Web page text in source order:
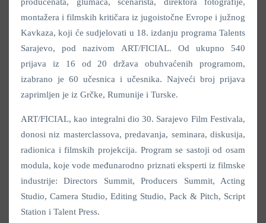
montažera i filmskih kritičara iz jugoistočne Evrope i južnog
Kavkaza, koji će sudjelovati u 18. izdanju programa Talents
Sarajevo, pod nazivom ART/FICIAL. Od ukupno 540
prijava iz 16 od 20 država obuhvaćenih programom,
izabrano je 60 učesnica i učesnika. Najveći broj prijava
zaprimljen je iz Grčke, Rumunije i Turske.
ART/FICIAL, kao integralni dio 30. Sarajevo Film Festivala,
donosi niz masterclassova, predavanja, seminara, diskusija,
radionica i filmskih projekcija. Program se sastoji od osam
modula, koje vode međunarodno priznati eksperti iz filmske
industrije: Directors Summit, Producers Summit, Acting
Studio, Camera Studio, Editing Studio, Pack & Pitch, Script
Station i Talent Press.